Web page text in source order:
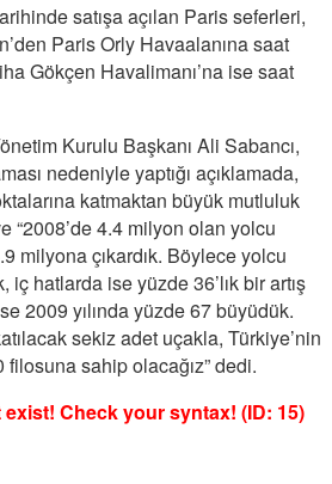
satışa açılan Paris seferleri,
Paris Orly Havaalanına saat
Gökçen Havalimanı’na ise saat
Kurulu Başkanı Ali Sabancı,
nedeniyle yaptığı açıklamada,
katmaktan büyük mutluluk
“2008’de 4.4 milyon olan yolcu
milyona çıkardık. Böylece yolcu
iç hatlarda ise yüzde 36’lık bir artış
2009 yılında yüzde 67 büyüdük.
sekiz adet uçakla, Türkiye’nin
sahip olacağız” dedi.
Check your syntax! (ID: 15)